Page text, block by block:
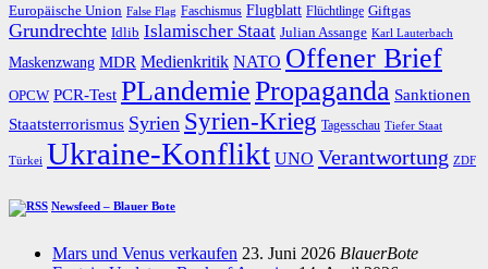
Europäische Union False Flag Faschismus Flugblatt Flüchtlinge Giftgas
Grundrechte Idlib Islamischer Staat Julian Assange Karl Lauterbach
Maskenzwang MDR Medienkritik NATO Offener Brief
OPCW PCR-Test PLandemiePropaganda Sanktionen
Staatsterrorismus Syrien Syrien-Krieg Tagesschau Tiefer Staat
Türkei Ukraine-Konflikt UNO Verantwortung ZDF
Newsfeed – Blauer Bote
Mars und Venus verkaufen 23. Juni 2026 BlauerBote